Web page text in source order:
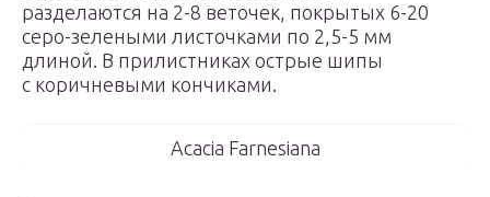
разделаются на 2-8 веточек, покрытых 6-20
серо-зелеными листочками по 2,5-5 мм
длиной. В прилистниках острые шипы
с коричневыми кончиками.
Acacia Farnesiana